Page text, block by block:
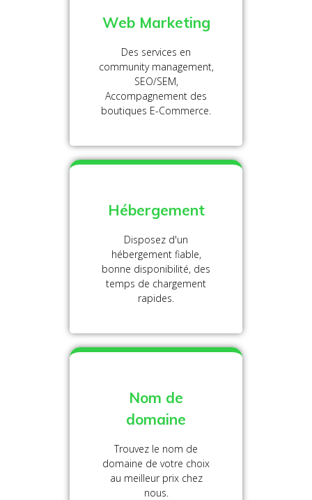
Web Marketing
Des services en
community management,
SEO/SEM,
Accompagnement des
boutiques E-Commerce.
Hébergement
Disposez d'un
hébergement fiable,
bonne disponibilité, des
temps de chargement
rapides.
Nom de
domaine
Trouvez le nom de
domaine de votre choix
au meilleur prix chez
nous.